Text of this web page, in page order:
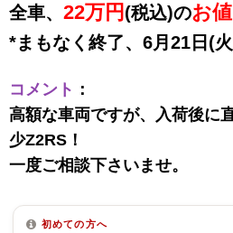
全車、 22万円 (税込)のお
*まもなく終了、6月21日(火
コメント ：
高額な車両ですが、入荷後に
少Z2RS！
一度ご相談下さいませ。
初めての方へ